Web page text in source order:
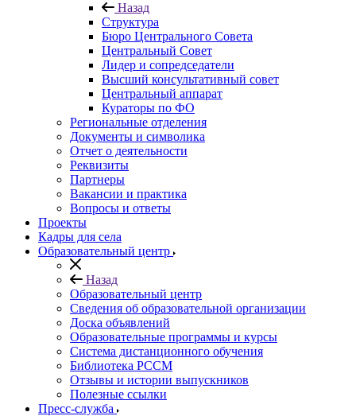
Назад
Структура
Бюро Центрального Совета
Центральный Совет
Лидер и сопредседатели
Высший консультативный совет
Центральный аппарат
Кураторы по ФО
Региональные отделения
Документы и символика
Отчет о деятельности
Реквизиты
Партнеры
Вакансии и практика
Вопросы и ответы
Проекты
Кадры для села
Образовательный центр
Назад
Образовательный центр
Сведения об образовательной организации
Доска объявлений
Образовательные программы и курсы
Система дистанционного обучения
Библиотека РССМ
Отзывы и истории выпускников
Полезные ссылки
Пресс-служба